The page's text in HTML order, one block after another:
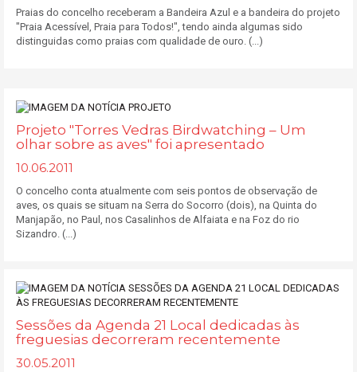
Praias do concelho receberam a Bandeira Azul e a bandeira do projeto
"Praia Acessível, Praia para Todos!", tendo ainda algumas sido
distinguidas como praias com qualidade de ouro. (...)
Projeto "Torres Vedras Birdwatching – Um
olhar sobre as aves" foi apresentado
10.06.2011
O concelho conta atualmente com seis pontos de observação de
aves, os quais se situam na Serra do Socorro (dois), na Quinta do
Manjapão, no Paul, nos Casalinhos de Alfaiata e na Foz do rio
Sizandro. (...)
Sessões da Agenda 21 Local dedicadas às
freguesias decorreram recentemente
30.05.2011